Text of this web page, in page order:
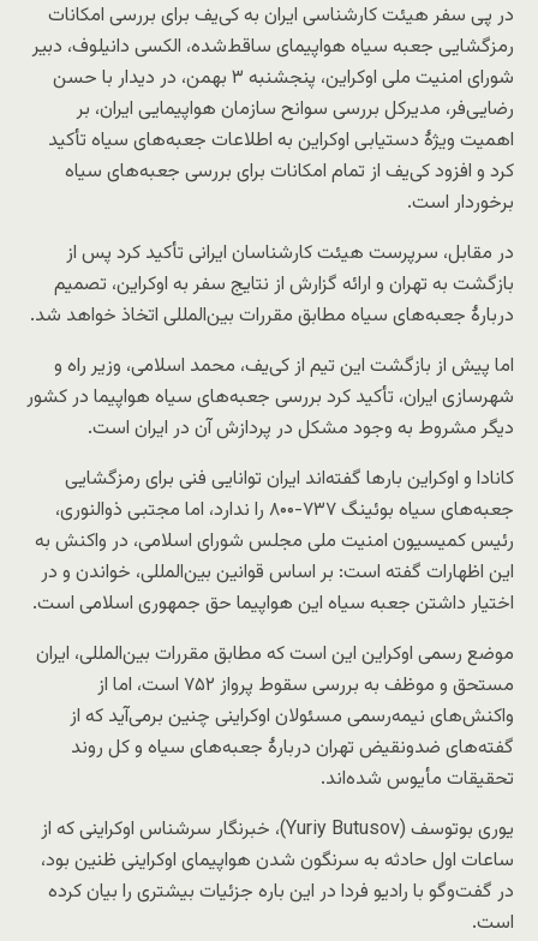
در پی سفر هیئت کارشناسی ایران به کی‌یف برای بررسی امکانات
رمزگشایی جعبه سیاه هواپیمای ساقط‌شده، الکسی دانیلوف، دبیر
شورای امنیت ملی اوکراین، پنجشنبه ۳ بهمن، در دیدار با حسن
رضایی‌فر، مدیرکل بررسی سوانح سازمان هواپیمایی ایران، بر
اهمیت ویژهٔ دستیابی اوکراین به اطلاعات جعبه‌های سیاه تأکید
کرد و افزود کی‌یف از تمام امکانات برای بررسی جعبه‌های سیاه
برخوردار است.
در مقابل، سرپرست هیئت کارشناسان ایرانی تأکید کرد پس از
بازگشت به تهران و ارائه گزارش از نتایج سفر به اوکراین، تصمیم
دربارهٔ جعبه‌های سیاه مطابق مقررات بین‌المللی اتخاذ خواهد شد.
اما پیش از بازگشت این تیم از کی‌یف، محمد اسلامی، وزیر راه و
شهرسازی ایران، تأکید کرد بررسی جعبه‌های سیاه هواپیما در کشور
دیگر مشروط به وجود مشکل در پردازش آن در ایران است.
کانادا و اوکراین بارها گفته‌اند ایران توانایی فنی برای رمزگشایی
جعبه‌های سیاه بوئینگ ۷۳۷-۸۰۰ را ندارد، اما مجتبی ذوالنوری،
رئیس کمیسیون امنیت ملی مجلس شورای اسلامی، در واکنش به
این اظهارات گفته است: بر اساس قوانین بین‌المللی، خواندن و در
اختیار داشتن جعبه سیاه این هواپیما حق جمهوری اسلامی ا‌ست.
موضع رسمی اوکراین این است که مطابق مقررات بین‌المللی، ایران
مستحق و موظف به بررسی سقوط پرواز ۷۵۲ است، اما از
واکنش‌های نیمه‌رسمی مسئولان اوکراینی چنین برمی‌آید که از
گفته‌های ضدونقیض تهران دربارهٔ جعبه‌های سیاه و کل روند
تحقیقات مأیوس شده‌اند.
یوری بوتوسف (Yuriy Butusov)، خبرنگار سرشناس اوکراینی که از
ساعات اول حادثه به سرنگون شدن هواپیمای اوکراینی ظنین بود،
در گفت‌وگو با رادیو فردا در این باره جزئیات بیشتری را بیان کرده
است.